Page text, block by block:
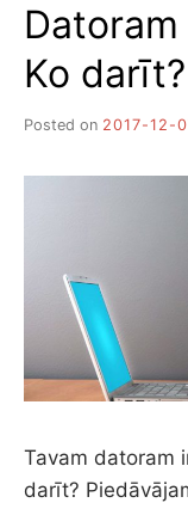
A
LĪDZ
Z
Ko darīt?
Posted on 2017-12-
Tavam datoram
darīt?